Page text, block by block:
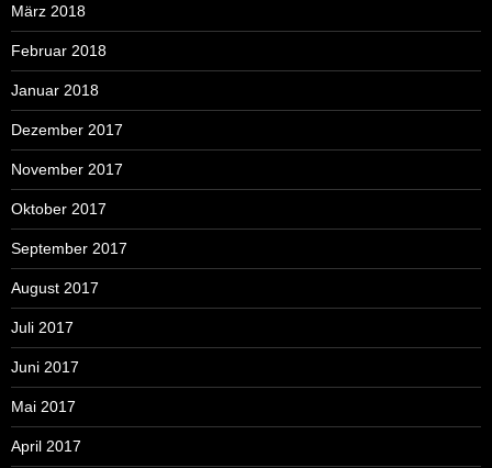
März 2018
Februar 2018
Januar 2018
Dezember 2017
November 2017
Oktober 2017
September 2017
August 2017
Juli 2017
Juni 2017
Mai 2017
April 2017